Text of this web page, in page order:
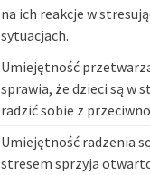
na ich reakcje w
sytuacjach.
Umiejętność
sprawia, że dzieci są w
radzić sobie z
Umiejętność radzenia
stresem sprzyja